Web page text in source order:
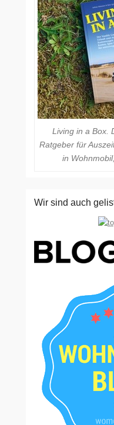
Living in a Box.
Ratgeber für
in
Wir sind auch